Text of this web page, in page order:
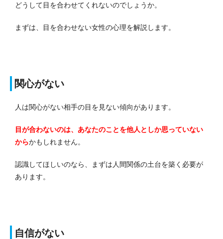
どうして目を合わせてくれないのでしょうか。
まずは、目を合わせない女性の心理を解説します。
関心がない
人は関心がない相手の目を見ない傾向があります。
目が合わないのは、あなたのことを他人としか思っていない
からかもしれません。
認識してほしいのなら、まずは人間関係の土台を築く必要が
あります。
自信がない